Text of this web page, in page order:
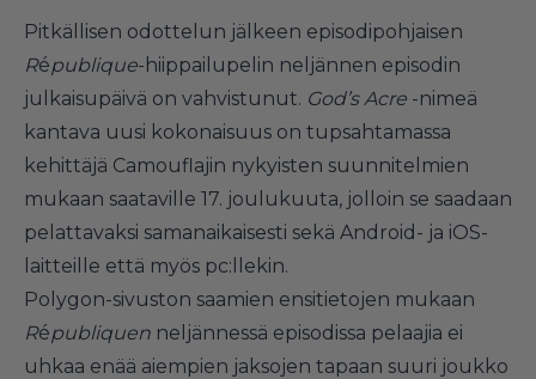
Pitkällisen odottelun jälkeen episodipohjaisen
République-hiippailupelin neljännen episodin
julkaisupäivä on vahvistunut. God’s Acre -nimeä
kantava uusi kokonaisuus on tupsahtamassa
kehittäjä Camouflajin nykyisten suunnitelmien
mukaan saataville 17. joulukuuta, jolloin se saadaan
pelattavaksi samanaikaisesti sekä Android- ja iOS-
laitteille että myös pc:llekin.
Polygon-sivuston saamien ensitietojen mukaan
Républiquen neljännessä episodissa pelaajia ei
uhkaa enää aiempien jaksojen tapaan suuri joukko